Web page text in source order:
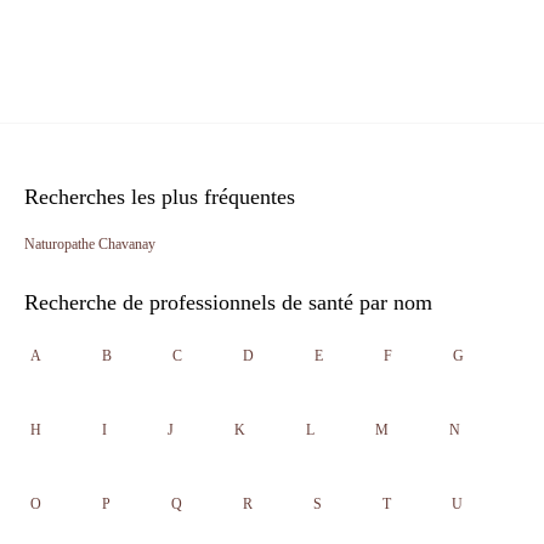
Recherches les plus fréquentes
Naturopathe Chavanay
Recherche de professionnels de santé par nom
A B C D E F G
H I J K L M N
O P Q R S T U